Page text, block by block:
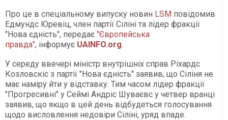
Про це в спеціальному випуску новин LSM повідомив
Едмундс Юревіц, член партії Сіліні та лідер фракції
"Нова єдність", передає "Європейська
правда", інформує UAINFO.org.
У середу ввечері міністр внутрішніх справ Ріхардс
Козловскіс з партії "Нова єдність" заявив, що Сіліня не
має наміру йти у відставку. Тим часом лідер фракції
"Прогресивні" у Сеймі Андріс Шуваєвс у четвер вранці
заявив, що якщо в цей день відбудеться голосування
щодо висловлення недовіри Сіліні, уряд впаде.